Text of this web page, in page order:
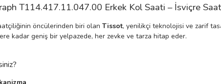
T114.417.11.047.00 Erkek Kol Saati – İsviçre
öncülerinden biri olan Tissot, yenilikçi teknolojisi ve zarif
kadar geniş bir yelpazede, her zevke ve tarza hitap eder.